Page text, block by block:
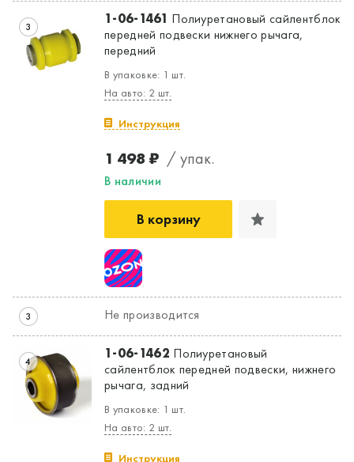
3 1-06-1461 Полиуретановый сайлентблок
передней подвески нижнего рычага,
передний
В упаковке: 1 шт.
На авто: 2 шт.
Инструкция
1 498 ₽ / упак.
В наличии
В корзину
3 Не производится
4 1-06-1462 Полиуретановый
сайлентблок передней подвески, нижнего
рычага, задний
В упаковке: 1 шт.
На авто: 2 шт.
Инструкция